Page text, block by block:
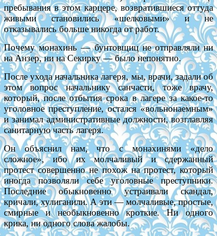
пребывания в этом карцере, возвратившиеся оттуда
живыми становились «шелковыми» и не
отказывались больше никогда от работ.
Почему монахинь — бунтовщиц не отправляли ни
на Анзер, ни на Секирку — было непонятно.
После ухода начальника лагеря, мы, врачи, задали об
этом вопрос начальнику санчасти, тоже врачу,
который, после отбытия срока в лагере за какое-то
уголовное преступление, остался «вольнонаемным»
и занимал административные должности, возглавляя
санитарную часть лагеря.
Он объяснил нам, что с монахинями «дело
сложное», ибо их молчаливый и сдержанный
протест совершенно не похож на протест, который
иногда позволяли себе уголовные преступники.
Последние обыкновенно устраивали скандал,
кричали, хулиганили. А эти — молчаливые, простые,
смирные и необыкновенно кроткие. Ни одного
крика, ни одного слова жалобы.